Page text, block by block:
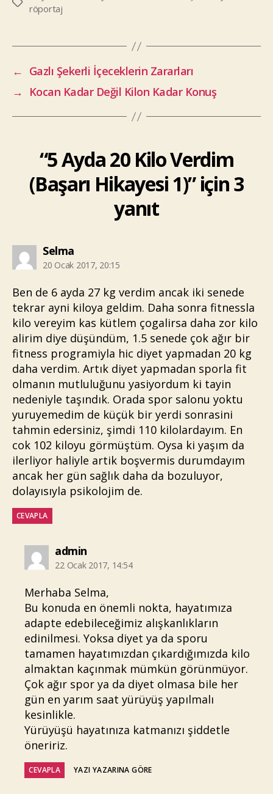
Etiketlerröportaj
← Gazlı Şekerli İçeceklerin Zararları
→
Kocan Kadar Değil Kilon Kadar Konuş
“5 Ayda 20 Kilo Verdim
(Başarı Hikayesi 1)” için 3
yanıt
Selmadiyorki:
20 Ocak 2017, 20:15
Ben de 6 ayda 27 kg verdim ancak iki senede
tekrar ayni kiloya geldim. Daha sonra fitnessla
kilo vereyim kas kütlem çogalirsa daha zor kilo
alirim diye düşündüm, 1.5 senede çok ağır bir
fitness programiyla hic diyet yapmadan 20 kg
daha verdim. Artık diyet yapmadan sporla fit
olmanın mutluluğunu yasiyordum ki tayin
nedeniyle taşındık. Orada spor salonu yoktu
yuruyemedim de küçük bir yerdi sonrasini
tahmin edersiniz, şimdi 110 kilolardayım. En
cok 102 kiloyu görmüştüm. Oysa ki yaşım da
ilerliyor haliyle artik boşvermis durumdayım
ancak her gün sağlık daha da bozuluyor,
dolayısıyla psikolojim de.
CEVAPLA
admindiyorki:
22 Ocak 2017, 14:54
Merhaba Selma,
Bu konuda en önemli nokta, hayatımıza
adapte edebileceğimiz alışkanlıkların
edinilmesi. Yoksa diyet ya da sporu
tamamen hayatımızdan çıkardığımızda kilo
almaktan kaçınmak mümkün görünmüyor.
Çok ağır spor ya da diyet olmasa bile her
gün en yarım saat yürüyüş yapılmalı
kesinlikle.
Yürüyüşü hayatınıza katmanızı şiddetle
öneririz.
CEVAPLA YAZI YAZARINA GÖRE